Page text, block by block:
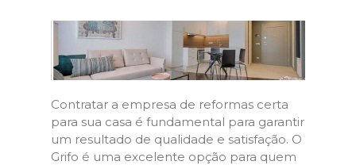
Contratar a empresa de reformas certa
para sua casa é fundamental para garantir
um resultado de qualidade e satisfação. O
Grifo é uma excelente opção para quem